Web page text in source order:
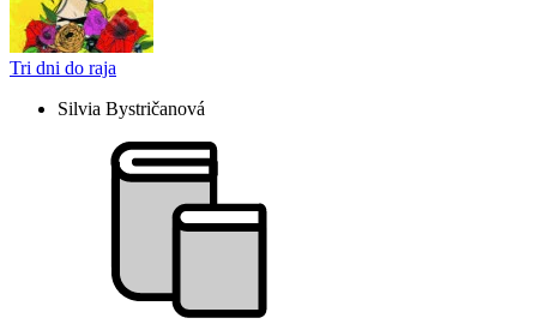
Tri dni do raja
Silvia Bystričanová